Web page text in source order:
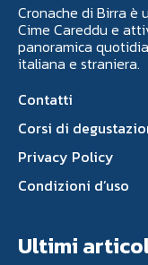
Cronache di Birra
Cime Careddu e
panoramica
italiana e straniera.
Contatti
Corsi di
Privacy Policy
Condizioni d’uso
Ultimi